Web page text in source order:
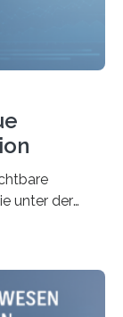
unter der
–